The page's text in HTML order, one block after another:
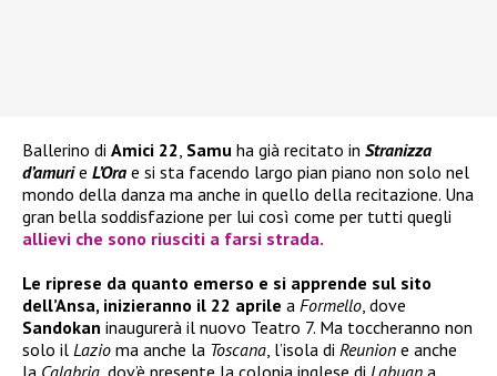
Ballerino di Amici 22, Samu ha già recitato in Stranizza
d’amurie L’Ora e si sta facendo largo pian piano non solo nel
mondo della danza ma anche in quello della recitazione. Una
gran bella soddisfazione per lui così come per tutti quegli
allievi che sono riusciti a farsi strada.
Le riprese da quanto emerso e si apprende sul sito
dell’Ansa, inizieranno il 22 aprile a Formello, dove
Sandokan inaugurerà il nuovo Teatro 7. Ma toccheranno non
solo il Lazio ma anche la Toscana, l’isola di Reunion e anche